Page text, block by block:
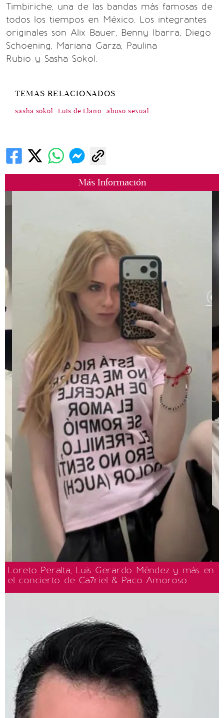
Más Información
Loreto Peralta, Luis Gerardo Méndez y más en
el concierto de Ca7riel & Paco Amoroso
Timbiriche, una de las bandas más famosas de
todos los tiempos en México. Los integrantes
originales son Alix Bauer, Benny Ibarra, Diego
Schoening, Mariana Garza, Paulina
Rubio y Sasha Sokol.
TEMAS RELACIONADOS
sasha sokol Luis de Llano abuso sexual